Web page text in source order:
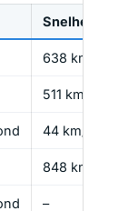
Snelheid
638 km/u
511 km/u
44 km/u
848 km/u
–